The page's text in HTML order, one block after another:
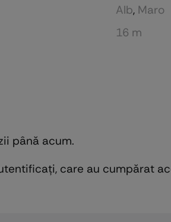
Alb, Maro
16 m
până acum.
care au cumpărat